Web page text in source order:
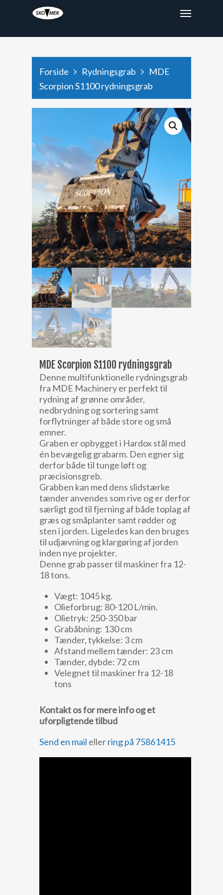
x9hjtod48depaee6987dyxg2k471rz
Forside Rydningsgrab
MDE
Scorpion S1100 rydningsgrab
MDE Scorpion S1100 rydningsgrab
Denne multifunktionelle rydningsgrab
fra MDE Machinery er perfekt til
rydning af grønne områder,
nedbrydning og sortering samt
forflytninger af både store og små
emner.
Graben er opbygget i Hardox stål med
én bevægelig grabarm. Den egner sig
derfor både til tunge løft og
præcisionsgreb.
Grabben kan med dens slidstærke
tænder anvendes som rive og er derfor
særligt god til fjerning af både toplag af
græs og småplanter samt rødder og
sten i jorden. Ligeledes kan den bruges
til udjævning og klargøring af jorden
inden nye projekter.
Denne grab passer til maskiner fra 12-
18 tons.
Vægt: 1045 kg.
Olieforbrug: 80-120 L/min.
Olietryk: 250-350 bar
Grabåbning: 130 cm
Tænder, tykkelse: 3 cm
Afstand mellem tænder: 23 cm
Tænder, dybde: 72 cm
Velegnet til maskiner fra 12-18
tons
Kontakt os for mere info og et
uforpligtende tilbud
Send en mail ellerring på 75861415